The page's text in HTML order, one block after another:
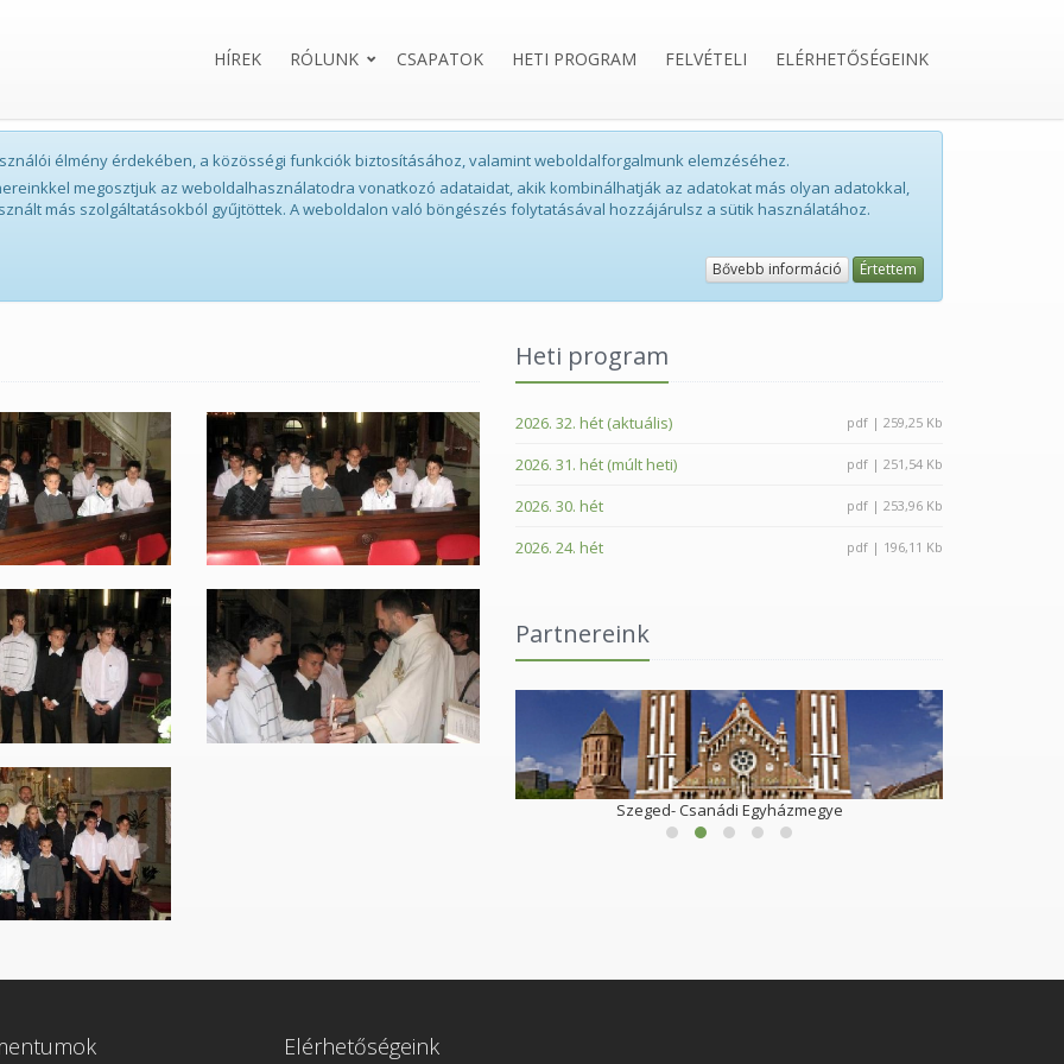
HÍREK RÓLUNK CSAPATOK HETI PROGRAM FELVÉTELI ELÉRHETŐSÉGEINK
élmény érdekében, a közösségi funkciók biztosításához, valamint weboldalforgalmunk elemzéséhez.
megosztjuk az weboldalhasználatodra vonatkozó adataidat, akik kombinálhatják az adatokat más olyan adatokkal,
más szolgáltatásokból gyűjtöttek. A weboldalon való böngészés folytatásával hozzájárulsz a sütik használatához.
Bővebb információ Értettem
Heti program
2026. 32. hét (aktuális) pdf | 259,25 Kb
2026. 31. hét (múlt heti) pdf | 251,54 Kb
2026. 30. hét pdf | 253,96 Kb
2026. 24. hét pdf | 196,11 Kb
Partnereink
Karácsonyi János Római Katolikus Gimnázium Szeged- Csanádi Egyházmegye
Elérhetőségeink